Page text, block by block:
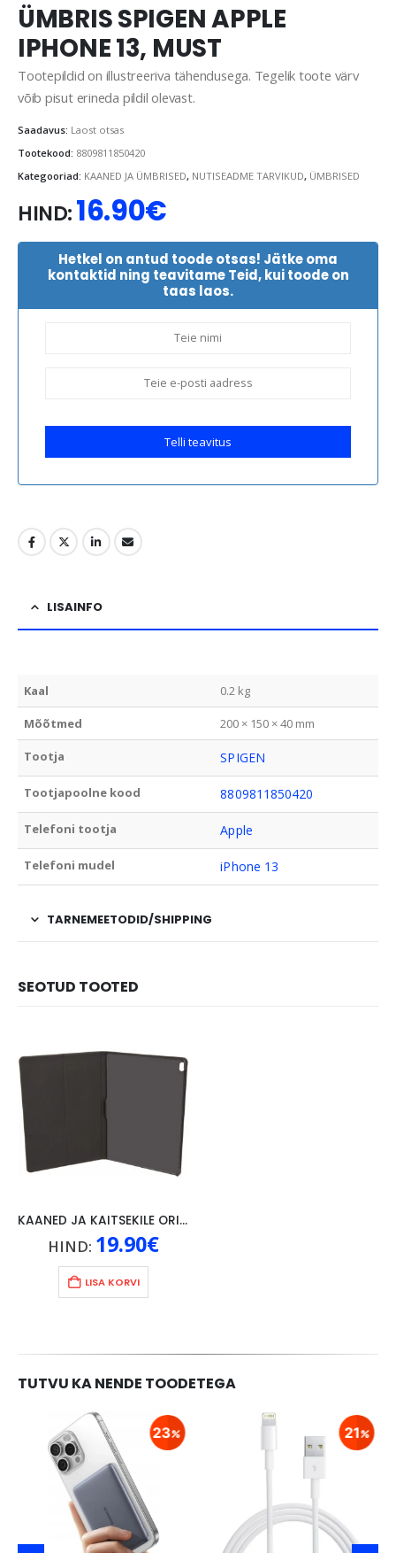
ÜMBRIS SPIGEN APPLE
IPHONE 13, MUST
Tootepildid on illustreeriva tähendusega. Tegelik toote värv
võib pisut erineda pildil olevast.
Saadavus: Laost otsas
Tootekood: 8809811850420
Kategooriad: KAANED JA ÜMBRISED, NUTISEADME TARVIKUD, ÜMBRISED
HIND:16.90€
Hetkel on antud toode otsas! Jätke oma
kontaktid ning teavitame Teid, kui toode on
taas laos.
Telli teavitus
LISAINFO
Kaal 0.2 kg
Mõõtmed 200 × 150 × 40 mm
Tootja SPIGEN
Tootjapoolne kood 8809811850420
Telefoni tootja Apple
Telefoni mudel iPhone 13
TARNEMEETODID/SHIPPING
SEOTUD TOOTED
KAANED JA KAITSEKILE ORIGINAAL LENOVO P10, MUST
HIND: 19.90€
LISA KORVI
TUTVU KA NENDE TOODETEGA
23 21